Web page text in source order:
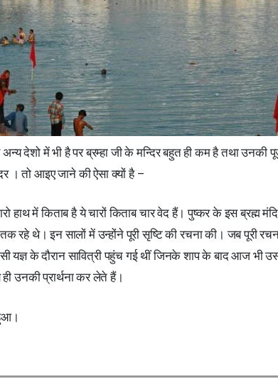
देशो में भी है पर ब्रम्हा जी के मन्दिर बहुत ही कम है तथा उनकी
। तो आइए जाने की ऐसा क्यों है –
हाथ में किताब है ये चारों किताब चार वेद हैं। पुष्कर के इस ब्रह्म
रहे थे। इन सालों में उन्होंने पूरी सृष्टि की रचना की। जब पूरी
यज्ञ के दौरान सावित्री पहुंच गई थीं जिनके शाप के बाद आज भी
उनकी प्रार्थना कर लेते हैं।